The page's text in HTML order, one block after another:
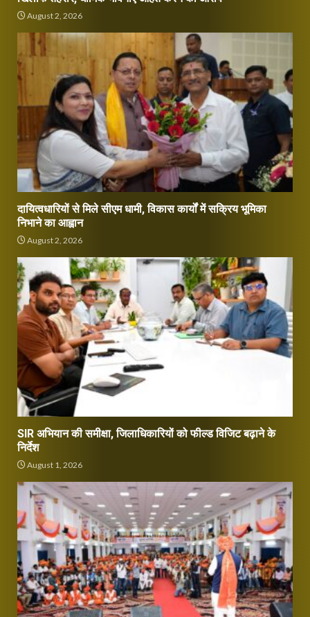
August 2, 2026
दायित्वधारियों से मिले सीएम धामी, विकास कार्यों में सक्रिय भूमिका
निभाने का आह्वान
August 2, 2026
SIR अभियान की समीक्षा, जिलाधिकारियों को फील्ड विजिट बढ़ाने के
निर्देश
August 1, 2026